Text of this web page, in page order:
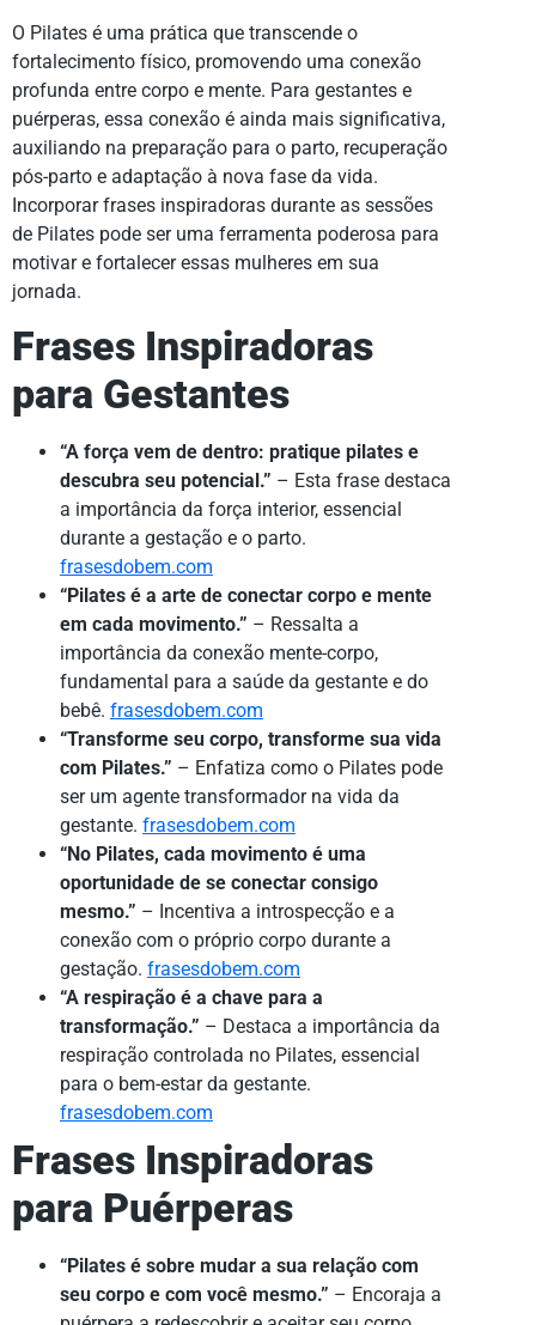
O Pilates é uma prática que transcende o
fortalecimento físico, promovendo uma conexão
profunda entre corpo e mente. Para gestantes e
puérperas, essa conexão é ainda mais significativa,
auxiliando na preparação para o parto, recuperação
pós-parto e adaptação à nova fase da vida.
Incorporar frases inspiradoras durante as sessões
de Pilates pode ser uma ferramenta poderosa para
motivar e fortalecer essas mulheres em sua
jornada.
Frases Inspiradoras
para Gestantes
“A força vem de dentro: pratique pilates e
descubra seu potencial.” – Esta frase destaca
a importância da força interior, essencial
durante a gestação e o parto.
frasesdobem.com
“Pilates é a arte de conectar corpo e mente
em cada movimento.” – Ressalta a
importância da conexão mente-corpo,
fundamental para a saúde da gestante e do
bebê. frasesdobem.com
“Transforme seu corpo, transforme sua vida
com Pilates.” – Enfatiza como o Pilates pode
ser um agente transformador na vida da
gestante. frasesdobem.com
“No Pilates, cada movimento é uma
oportunidade de se conectar consigo
mesmo.” – Incentiva a introspecção e a
conexão com o próprio corpo durante a
gestação. frasesdobem.com
“A respiração é a chave para a
transformação.” – Destaca a importância da
respiração controlada no Pilates, essencial
para o bem-estar da gestante.
frasesdobem.com
Frases Inspiradoras
para Puérperas
“Pilates é sobre mudar a sua relação com
seu corpo e com você mesmo.” – Encoraja a